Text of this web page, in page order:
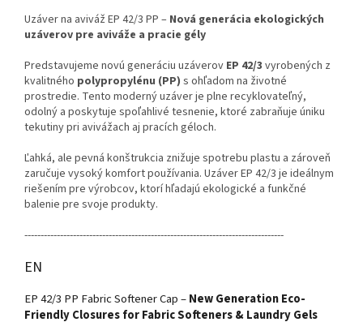
Uzáver na aviváž EP 42/3 PP – Nová generácia ekologických
uzáverov pre aviváže a pracie gély
Predstavujeme novú generáciu uzáverov EP 42/3 vyrobených z
kvalitného polypropylénu (PP) s ohľadom na životné
prostredie. Tento moderný uzáver je plne recyklovateľný,
odolný a poskytuje spoľahlivé tesnenie, ktoré zabraňuje úniku
tekutiny pri avivážach aj pracích géloch.
Ľahká, ale pevná konštrukcia znižuje spotrebu plastu a zároveň
zaručuje vysoký komfort používania. Uzáver EP 42/3 je ideálnym
riešením pre výrobcov, ktorí hľadajú ekologické a funkčné
balenie pre svoje produkty.
--------------------------------------------------------------------------------
EN
EP 42/3 PP Fabric Softener Cap –New Generation Eco-
Friendly Closures for Fabric Softeners & Laundry Gels